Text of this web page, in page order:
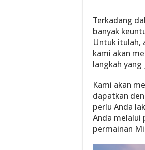
Terkadang
banyak
Untuk itulah,
kami akan
langkah
Kami akan
dapatkan
perlu Anda
Anda melalui
permainan